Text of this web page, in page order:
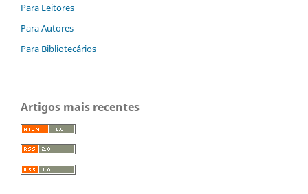
Para Leitores
Para Autores
Para Bibliotecários
Artigos mais recentes